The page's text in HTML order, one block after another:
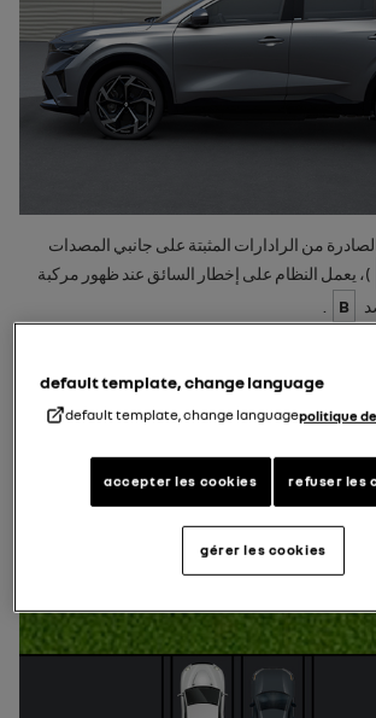
من الرادارات المثبتة على جانبي المصدات
)، يعمل النظام على إخطار السائق عند ظهور مركبة
B
إلى الخلف؛
أو القيادة بسرعة منخفضة.
default template, change language
default template, change languagepolitique
refuser les
accepter les cookies
gérer les cookies